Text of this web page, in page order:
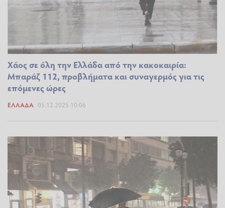
Χάος σε όλη την Ελλάδα από την κακοκαιρία:
Μπαράζ 112, προβλήματα και συναγερμός για τις
επόμενες ώρες
ΕΛΛΆΔΑ 05.12.2025 10:06